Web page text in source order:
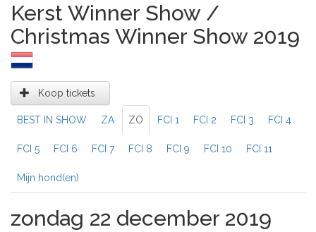
Kerst Winner Show /
Christmas Winner Show 2019
Koop tickets
BEST IN SHOW ZA ZO FCI 1 FCI 2 FCI 3 FCI 4
FCI 5 FCI 6 FCI 7 FCI 8 FCI 9 FCI 10 FCI 11
Mijn hond(en)
zondag 22 december 2019